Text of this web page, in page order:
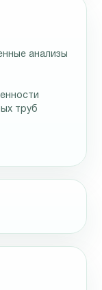
анализы
труб